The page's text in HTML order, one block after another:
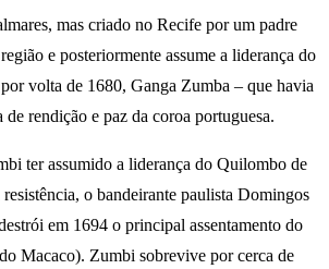
mas criado no Recife por um padre
e posteriormente assume a liderança do
volta de 1680, Ganga Zumba – que havia
de rendição e paz da coroa portuguesa.
ter assumido a liderança do Quilombo de
resistência, o bandeirante paulista Domingos
em 1694 o principal assentamento do
Macaco). Zumbi sobrevive por cerca de